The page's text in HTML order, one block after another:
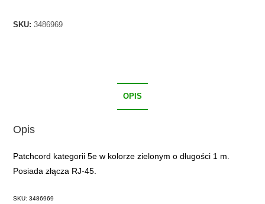
SKU:3486969
OPIS
Opis
Patchcord kategorii 5e w kolorze zielonym o długości 1 m.
Posiada złącza RJ-45.
SKU: 3486969